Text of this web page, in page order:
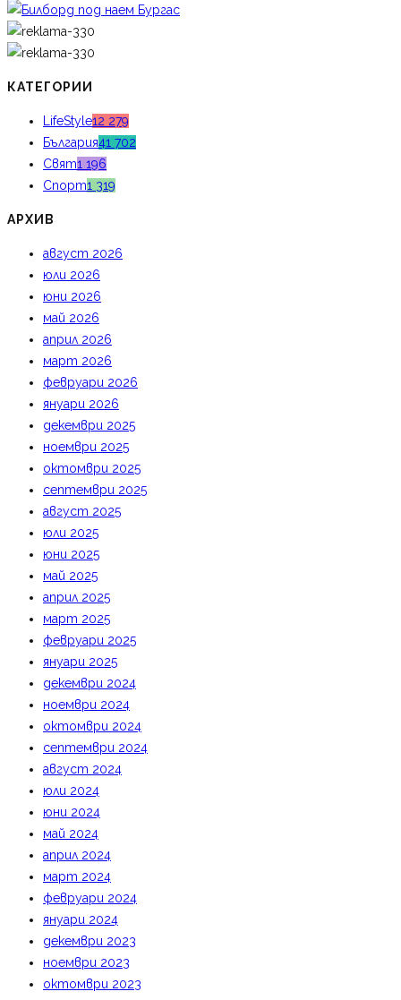
КАТЕГОРИИ
LifeStyle12 279
България41 702
Свят1 196
Спорт1 319
АРХИВ
август 2026
юли 2026
юни 2026
май 2026
април 2026
март 2026
февруари 2026
януари 2026
декември 2025
ноември 2025
октомври 2025
септември 2025
август 2025
юли 2025
юни 2025
май 2025
април 2025
март 2025
февруари 2025
януари 2025
декември 2024
ноември 2024
октомври 2024
септември 2024
август 2024
юли 2024
юни 2024
май 2024
април 2024
март 2024
февруари 2024
януари 2024
декември 2023
ноември 2023
октомври 2023